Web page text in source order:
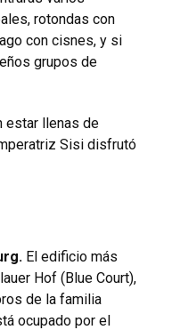
rotondas con
con cisnes, y si
grupos de
estar llenas de
Sisi disfrutó
El edificio más
Hof (Blue Court),
de la familia
ocupado por el